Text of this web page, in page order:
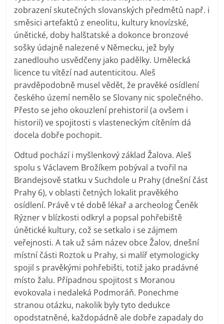
zobrazení skutečných slovanských předmětů např. i
směsici artefaktů z eneolitu, kultury knovízské,
únětické, doby halštatské a dokonce bronzové
sošky údajně nalezené v Německu, jež byly
zanedlouho usvědčeny jako padělky. Umělecká
licence tu vítězí nad autenticitou. Aleš
pravděpodobně musel vědět, že pravěké osídlení
českého území nemělo se Slovany nic společného.
Přesto se jeho okouzlení prehistorií (a ovšem i
historií) ve spojitosti s vlasteneckým cítěním dá
docela dobře pochopit.
Odtud pochází i myšlenkový základ Žalova. Aleš
spolu s Václavem Brožíkem pobýval a tvořil na
Brandejsově statku v Suchdole u Prahy (dnešní část
Prahy 6), v oblasti četných lokalit pravěkého
osídlení. Právě v té době lékař a archeolog Čeněk
Rýzner v blízkosti odkryl a popsal pohřebiště
únětické kultury, což se setkalo i se zájmem
veřejnosti. A tak už sám název obce Žalov, dnešní
místní části Roztok u Prahy, si malíř etymologicky
spojil s pravěkými pohřebišti, totiž jako pradávné
místo žalu. Případnou spojitost s Moranou
evokovala i nedaleká Podmoráň. Ponechme
stranou otázku, nakolik byly tyto dedukce
opodstatněné, každopádně ale dobře zapadaly do